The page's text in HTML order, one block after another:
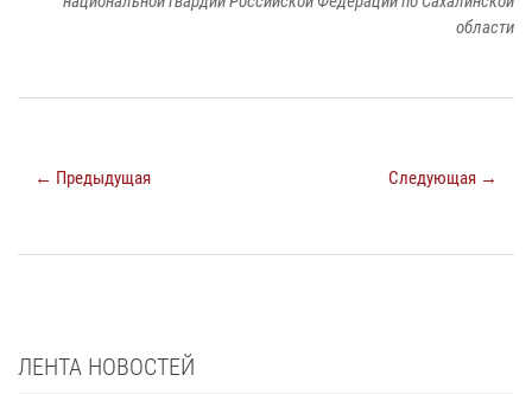
области
← Предыдущая Следующая →
ЛЕНТА НОВОСТЕЙ